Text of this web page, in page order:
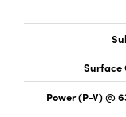
Surface
Power (P-V) @